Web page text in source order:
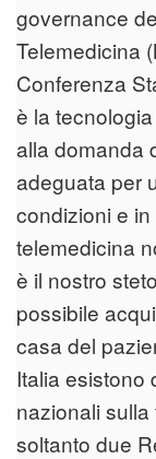
governance
Telemedicina
Conferenza
è la
alla domanda
adeguata per
condizioni e
telemedicina
è il nostro
possibile
casa del
Italia esistono
nazionali
soltanto due